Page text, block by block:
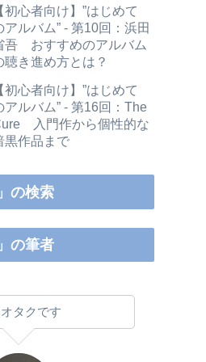
【初心者向け】”はじめて
アルバム” - 第10回：浜田
吾 おすすめのアルバム
聴き進め方とは？
【初心者向け】”はじめて
アルバム” - 第16回：The
入門作から個性的な
黒作品まで
の検索
の筆者
タクです